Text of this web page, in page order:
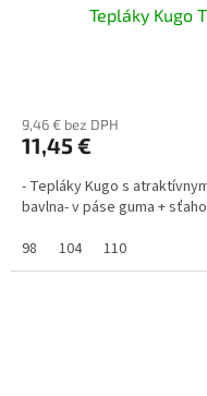
Tepláky Kugo
9,46 € bez DPH
11,45 €
- Tepláky Kugo s
bavlna- v páse guma +
98
104 110